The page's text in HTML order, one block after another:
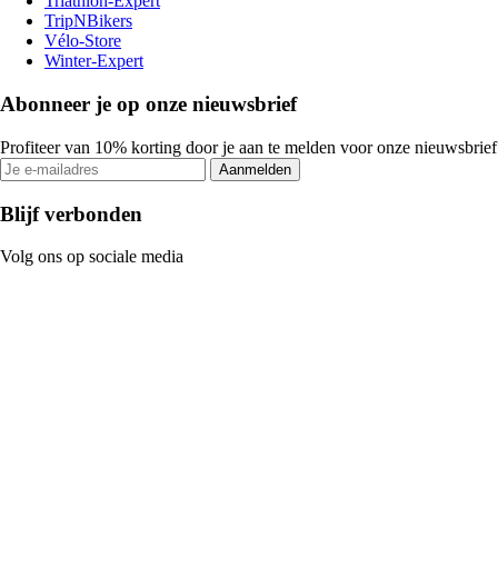
TripNBikers
Vélo-Store
Winter-Expert
Abonneer je op onze nieuwsbrief
Profiteer van 10% korting door je aan te melden voor onze nieuwsbrief
Aanmelden
Blijf verbonden
Volg ons op sociale media